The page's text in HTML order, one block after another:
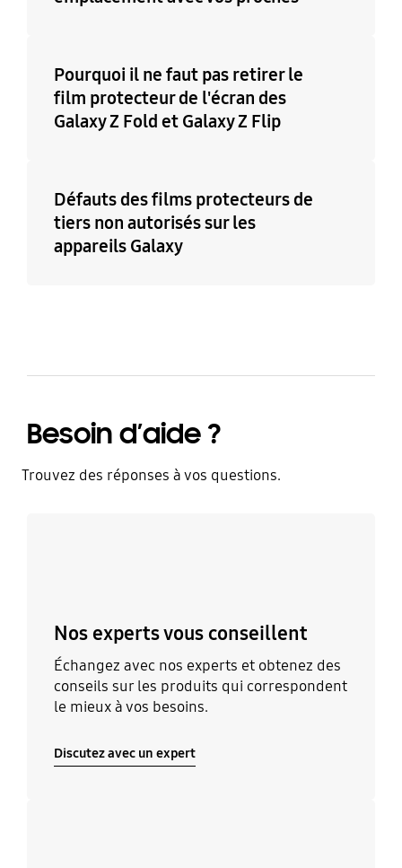
Pourquoi il ne faut pas retirer le
film protecteur de l'écran des
Galaxy Z Fold et Galaxy Z Flip
Défauts des films protecteurs de
tiers non autorisés sur les
appareils Galaxy
Besoin d’aide ?
Trouvez des réponses à vos questions.
Nos experts vous conseillent
Échangez avec nos experts et obtenez des
conseils sur les produits qui correspondent
le mieux à vos besoins.
Discutez avec un expert